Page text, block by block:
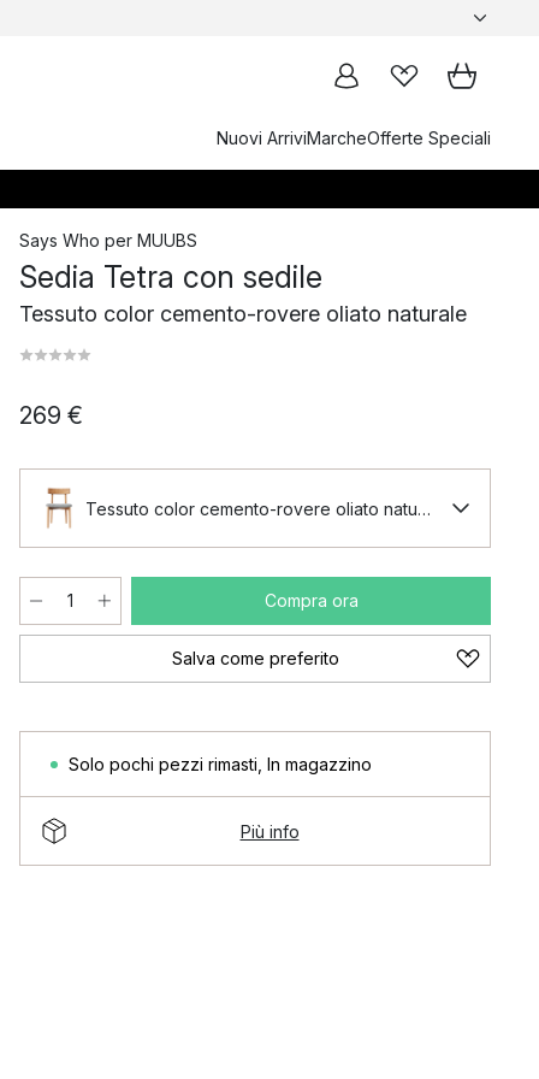
Nuovi ArriviMarcheOfferte Speciali
Says Who per MUUBS
Sedia Tetra con sedile
Tessuto color cemento-rovere oliato naturale
269 €
Tessuto color cemento-rovere oliato naturale
Compra ora
Salva come preferito
Solo pochi pezzi rimasti In magazzino
Più info